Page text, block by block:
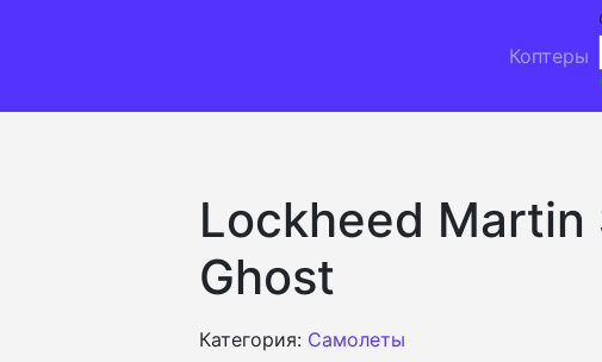
Коптеры
Lockheed Martin
Ghost
Категория: Самолеты